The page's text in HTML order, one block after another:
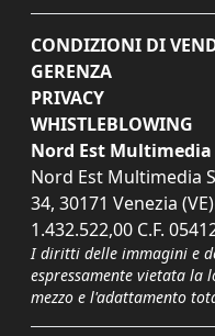
CONDIZIONI DI
GERENZA
PRIVACY
WHISTLEBLOWING
Nord Est Multimedia
Nord Est Multimedia
34, 30171 Venezia
1.432.522,00 C.F.
I diritti delle immagini e
espressamente vietata la
mezzo e l'adattamento